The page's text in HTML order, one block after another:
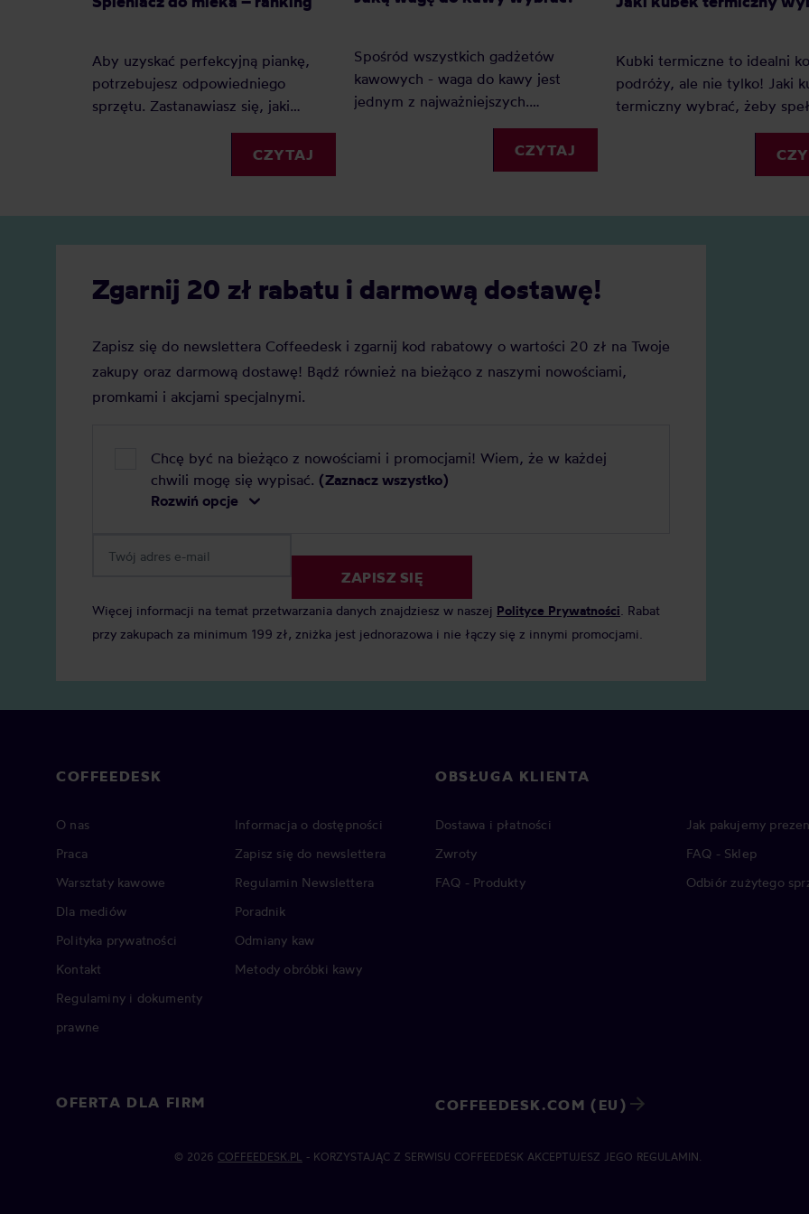
Aby uzyskać perfekcyjną piankę,
potrzebujesz odpowiedniego
sprzętu. Zastanawiasz się, jaki
spieniacz do mleka kupić?
Elektryczny, ręczny, a może
indukcyjny? Oto nasz szczegółowy
CZYTAJ
Spośród wszystkich gadżetów
kawowych - waga do kawy jest
jednym z najważniejszych.
Dlaczego? Ponieważ dzięki wadze
zyskujemy precyzję i powtarzalność.
Jaką jednak wagę do kawy wybrać?
CZYTAJ
Kubki termiczne to idealni
podróży, ale nie tylko! Jaki
termiczny wybrać, żeby
wszystkie Twoje
Sprawdź nasz mini-
kubkach termicznych.
Zgarnij 20 zł rabatu i darmową dostawę!
Zapisz się do newslettera Coffeedesk i zgarnij kod rabatowy o wartości 20 zł na Twoje
zakupy oraz darmową dostawę! Bądź również na bieżąco z naszymi nowościami,
promkami i akcjami specjalnymi.
Chcę być na bieżąco z nowościami i promocjami! Wiem, że w każdej
chwili mogę się wypisać. (Zaznacz wszystko)
Rozwiń opcje
ZAPISZ SIĘ
Więcej informacji na temat przetwarzania danych znajdziesz w naszej Polityce Prywatności . Rabat
przy zakupach za minimum 199 zł, zniżka jest jednorazowa i nie łączy się z innymi promocjami.
COFFEEDESK
O nas
Praca
Warsztaty kawowe
Dla mediów
Polityka prywatności
Kontakt
Regulaminy i dokumenty
prawne
Informacja o dostępności
Zapisz się do newslettera
Regulamin Newslettera
Poradnik
Odmiany kaw
Metody obróbki kawy
OBSŁUGA KLIENTA
Dostawa i płatności
Zwroty
FAQ - Produkty
Jak pakujemy
FAQ - Sklep
Odbiór zużytego
OFERTA DLA FIRM COFFEEDESK.COM (EU)
© 2026 COFFEEDESK.PL - KORZYSTAJĄC Z SERWISU COFFEEDESK AKCEPTUJESZ JEGO REGULAMIN.